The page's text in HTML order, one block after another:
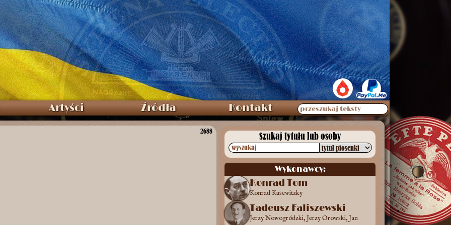
Artyści Źródła Kontakt przeszukaj teksty
2688 Szukaj tytułu lub osoby
wyszukaj
Wykonawcy:
Konrad Tom
Konrad Kusewitzky
Konrad Runowiecki, Tim-Tom
Tadeusz Faliszewski
Jerzy Nowogródzki, Jerzy Orowski, Jan